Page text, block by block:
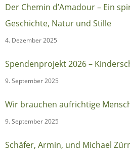
Der Chemin d’Amadour – Ein
Geschichte, Natur und Stille
4. Dezember 2025
Spendenprojekt 2026 –
9. September 2025
Wir brauchen aufrichtige
9. September 2025
Schäfer, Armin, und Michael